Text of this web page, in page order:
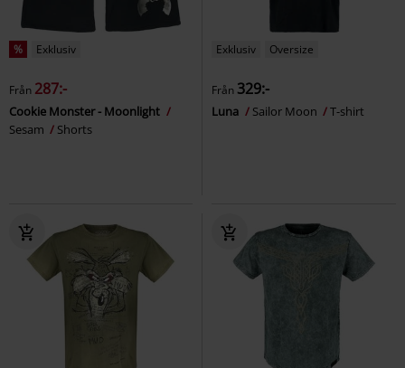
% Exklusiv
Från 287:-
Cookie Monster - Moonlight
Sesam
Shorts
Exklusiv Oversize
Från 329:-
Luna Sailor Moon T-shirt